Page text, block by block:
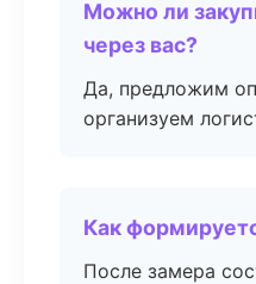
Можно ли
через вас?
Да, предложим
организуем
Как
После замера